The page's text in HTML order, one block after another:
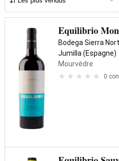
Equilibrio
Bodega Sierra
Jumilla (Espagne)
Mourvèdre
0